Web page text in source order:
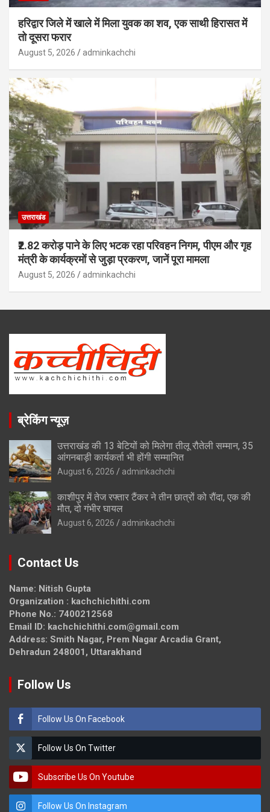
हरिद्वार जिले में खाले में मिला युवक का शव, एक साथी हिरासत में
तो दूसरा फरार
August 5, 2026 adminkachchi
उत्तराखंड
₹2.82 करोड़ पाने के लिए भटक रहा परिवहन निगम, पीएम और गृह
मंत्री के कार्यक्रमों से जुड़ा प्रकरण, जानें पूरा मामला
August 5, 2026 adminkachchi
ब्रेकिंग न्यूज़
उत्तराखंड की 13 बेटियों को मिलेगा तीलू रौतेली सम्मान, 35
आंगनबाड़ी कार्यकर्ता भी होंगी सम्मानित
August 6, 2026 adminkachchi
काशीपुर में तेज रफ्तार टैंकर ने तीन छात्रों को रौंदा, एक की
मौत, दो गंभीर घायल
August 6, 2026 adminkachchi
Contact Us
Name: Nitish Gupta
Organization : kachchichithi.com
Phone No.: 7400212568
Email ID: kachchichithi.com@gmail.com
Address: Smith Nagar, Prem Nagar Arcadia Grant,
Dehradun 248001, Uttarakhand
Follow Us
Follow Us On Facebook
Follow Us On Twitter
Subscribe Us On Youtube
Follow Us On Instagram